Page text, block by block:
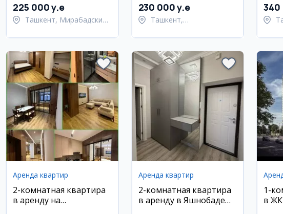
7/12 эт.
225 000 y.e
Ташкент, Мирабадский
230 000 y.e
Ташкент,
340
Аренда квартир
2-комнатная квартира
в аренду на
Аренда квартир
2-комнатная квартира
в аренду в Яшнобаде
1-
в